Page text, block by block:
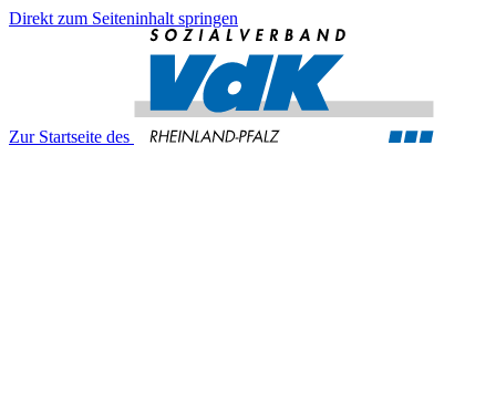
Direkt zum Seiteninhalt springen
Zur Startseite des